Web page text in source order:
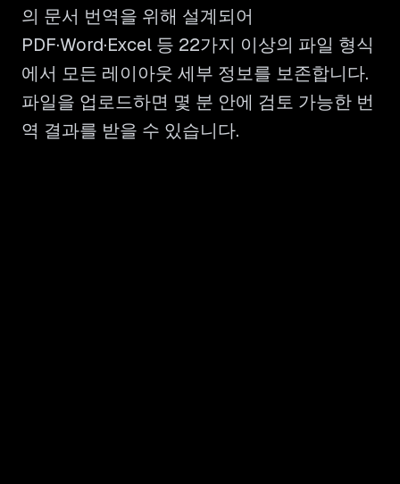
의 문서 번역을 위해 설계되어
PDF·Word·Excel 등 22가지 이상의 파일 형식
에서 모든 레이아웃 세부 정보를 보존합니다.
파일을 업로드하면 몇 분 안에 검토 가능한 번
역 결과를 받을 수 있습니다.